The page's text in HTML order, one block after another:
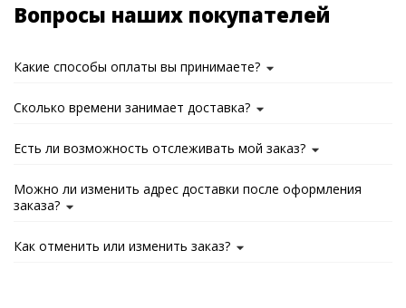
Вопросы наших покупателей
Какие способы оплаты вы принимаете?
Сколько времени занимает доставка?
Есть ли возможность отслеживать мой заказ?
Можно ли изменить адрес доставки после оформления
заказа?
Как отменить или изменить заказ?